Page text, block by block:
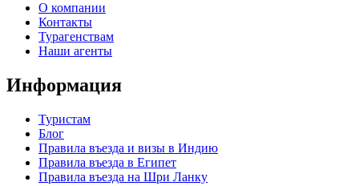
О компании
Контакты
Турагенствам
Наши агенты
Информация
Туристам
Блог
Правила въезда и визы в Индию
Правила въезда в Египет
Правила въезда на Шри Ланку